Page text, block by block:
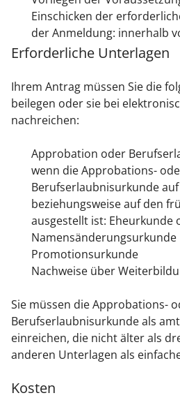
Einschicken der
der Anmeldung: innerhalb
Erforderliche Unterlagen
Ihrem Antrag müssen Sie die
beilegen oder sie bei
nachreichen:
Approbation oder
wenn die Approbations-
Berufserlaubnisurkunde
beziehungsweise auf den
ausgestellt ist: Eheurkunde
Namensänderungsurkunde
Promotionsurkunde
Nachweise über
Sie müssen die Approbations-
Berufserlaubnisurkunde als
einreichen, die nicht älter als
anderen Unterlagen als
Kosten